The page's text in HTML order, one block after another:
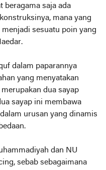
beragama saja ada
mana yang
sesuatu poin yang
dalam paparannya
yang menyatakan
dua sayap
sayap ini membawa
dalam urusan yang dinamis
dan NU
sebab sebagaimana